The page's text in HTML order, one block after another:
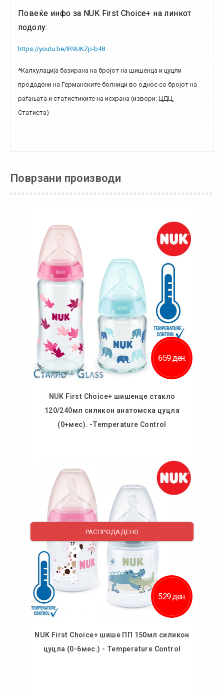
Повеќе инфо за NUK First Choice+ на линкот
подолу:
https://youtu.be/IR9UKZp-b48
*Калкулација базирана на бројот на шишенца и цуцли
продадени на Германските болници во однос со бројот на
раѓањата и статистиките на исхрана (извори: ЦДЦ,
Статиста)
Поврзани производи
659 ден.
NUK First Choice+ шишенце стакло
120/240мл силикон анатомска цуцла
(0+мес). -Temperature Control
Додај во желби
Додај за споредба
РАСПРОДАДЕНО
529 ден.
NUK First Choice+ шише ПП 150мл силикон
цуцла (0-6мес.) - Temperature Control